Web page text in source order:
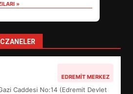
»
EDREMIT MERKEZ
Caddesi No:14 (Edremit Devlet
MÜZELERİNDE SÜRE
NE DEĞİŞTİ?